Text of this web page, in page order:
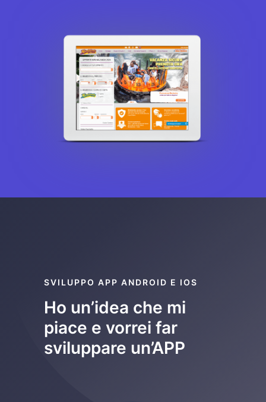
SVILUPPO APP ANDROID E IOS
Ho un’idea che mi
piace e vorrei far
sviluppare un’APP